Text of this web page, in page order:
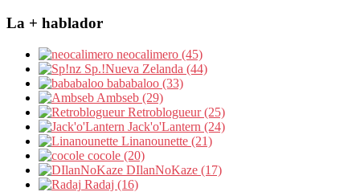
La + hablador
neocalimero (45)
Sp.!Nueva Zelanda (44)
bababaloo (33)
Ambseb (29)
Retroblogueur (25)
Jack'o'Lantern (24)
Linanounette (21)
cocole (20)
DIlanNoKaze (17)
Radaj (16)